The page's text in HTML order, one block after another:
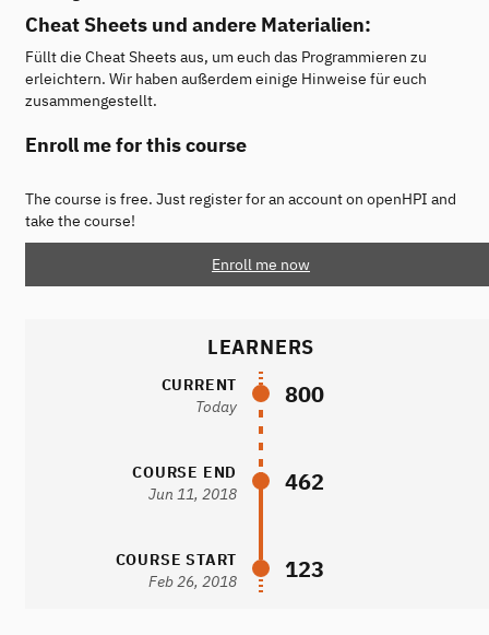
Cheat Sheets und andere Materialien:
Füllt die Cheat Sheets aus, um euch das Programmieren zu
erleichtern. Wir haben außerdem einige Hinweise für euch
zusammengestellt.
Enroll me for this course
The course is free. Just register for an account on openHPI and
take the course!
Enroll me now
LEARNERS
CURRENT
Today
800
COURSE END
Jun 11, 2018
462
COURSE START
Feb 26, 2018
123